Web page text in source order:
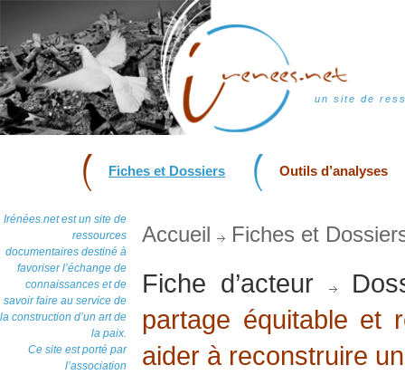
un site de
Fiches et Dossiers Outils d’analyses
Irénées.net est un site de
ressources
documentaires destiné à
favoriser l’échange de
connaissances et de
savoir faire au service de
la construction d’un art de
la paix.
Ce site est porté par
l’association
Accueil Fiches et
Fiche d’acteur
partage équitable et
aider à reconstruire